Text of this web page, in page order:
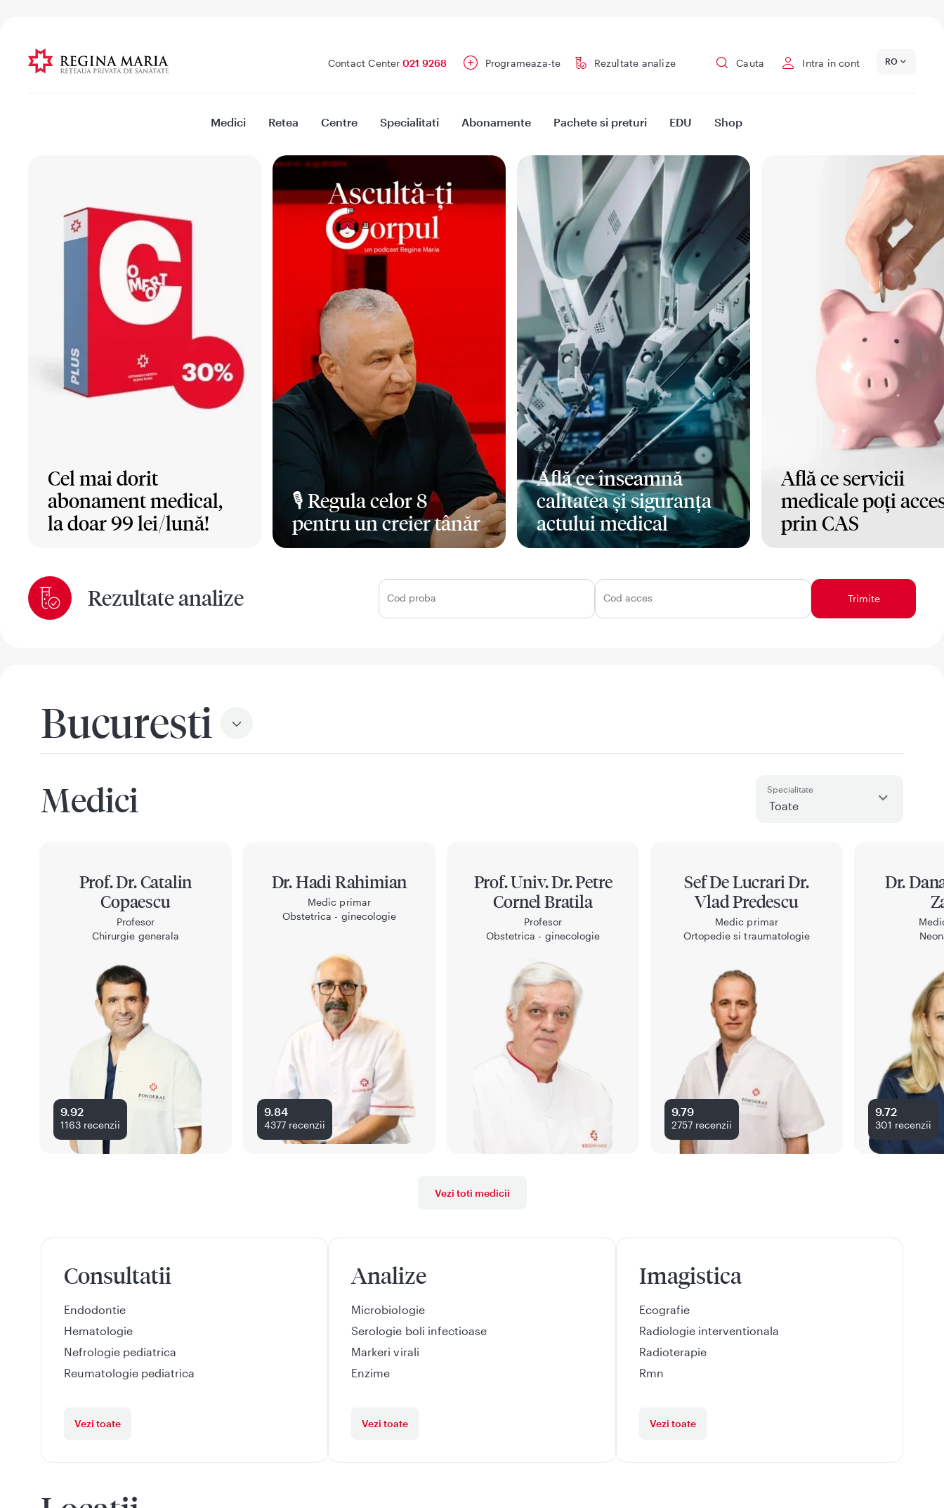
Contact Center 021 9268 Programeaza-te Rezultate analize Cauta Intra in cont RO
Medici Retea Centre Specialitati Abonamente Pachete si preturi EDU Shop
Cel mai dorit
abonament medical,
la doar 99 lei/lună!
🎙️ Regula celor 8
pentru un creier tânăr
Află ce înseamnă
calitatea și siguranța
actului medical
Află ce servicii
medicale poți
prin CAS
Rezultate analize Cod proba Cod acces
Bucuresti
Medici Specialitate
Prof. Dr. Catalin
Copaescu
Profesor
Chirurgie generala
9.92
1163 recenzii
Dr. Hadi Rahimian
Medic primar
Obstetrica - ginecologie
9.84
4377 recenzii
Prof. Univ. Dr. Petre
Cornel Bratila
Profesor
Obstetrica - ginecologie
Sef De Lucrari Dr.
Vlad Predescu
Medic primar
Ortopedie si traumatologie
9.79
2757 recenzii
Dr.
9.72
301 recenzii
Vezi toti medicii
Consultatii
Endodontie
Hematologie
Nefrologie pediatrica
Reumatologie pediatrica
Vezi toate
Analize
Microbiologie
Serologie boli infectioase
Markeri virali
Enzime
Vezi toate
Imagistica
Ecografie
Radiologie interventionala
Radioterapie
Rmn
Vezi toate